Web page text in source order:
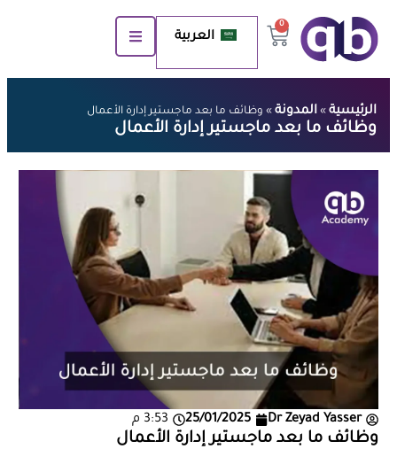
0
العربية
الرئيسية » المدونة » وظائف ما بعد ماجستير إدارة الأعمال
وظائف ما بعد ماجستير إدارة الأعمال
Dr Zeyad Yasser
25/01/2025 3:53 م
وظائف ما بعد ماجستير إدارة الأعمال